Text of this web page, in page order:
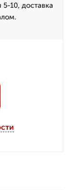
10, доставка